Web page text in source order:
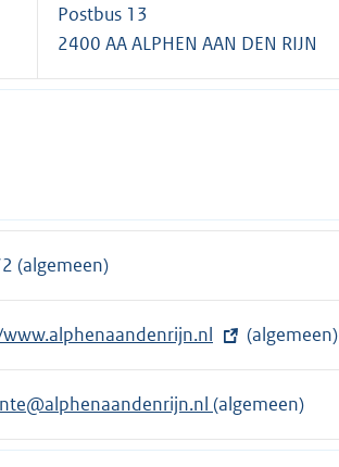
Postbus 13
2400 AA ALPHEN AAN DEN RIJN
(algemeen)
(algemeen)
(algemeen)